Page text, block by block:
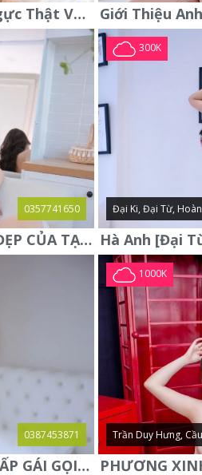
Diệp Anh Phố Cổ, Ngực Thật Vú To Thơm Tho Quyến Rũ
0357741650
PHƯƠNG LINH: VẺ ĐẸP CỦA TẠO HÓA, XINH ĐẸP, SEXY, QUYỄN RŨ
300K
Đại Ki, Đại Từ,
0387453871
KIỀU OANH-ĐẲNG CẤP GÁI GỌI XINH SANG-NGOAN NGOÃN
1000K
Trần Duy Hưng,